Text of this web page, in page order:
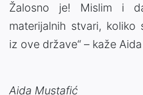
Žalosno je! Mislim i
materijalnih stvari, koliko
iz ove države“ – kaže
Aida Mustafić